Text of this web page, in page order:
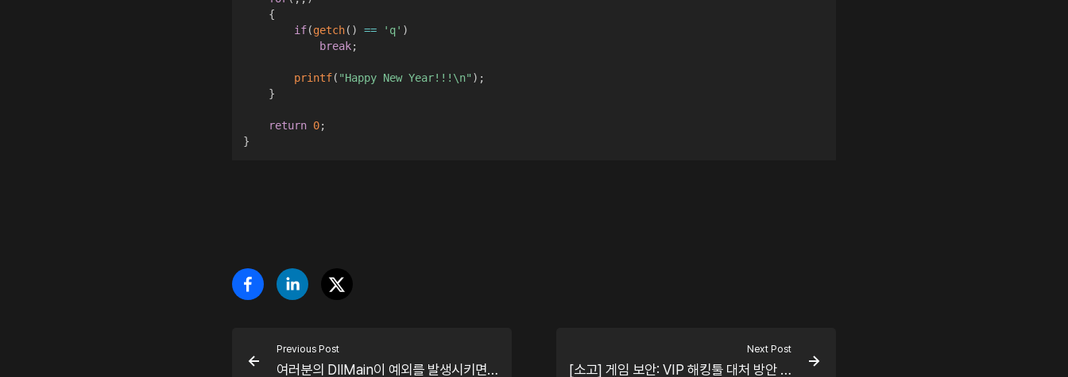
{
if(getch( ) == 'q' )
break;
printf( "Happy New Year!!!\n" ) ;
}
return 0;
}
Previous Post
여러분의 DllMain이 예외를 발생시키면 어떻게 될까요?
Next Post
[소고] 게임 보안: VIP 해킹툴 대처 방안 A to Z…